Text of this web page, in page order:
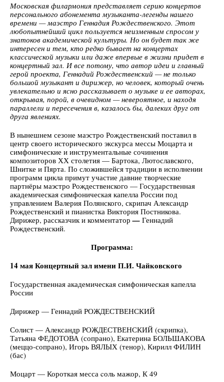
Московская филармония представляет серию концертов
персонального абонемента музыканта-легенды нашего
времени — маэстро Геннадия Рождественского. Этот
любопытнейший цикл пользуется неизменным спросом у
знатоков академической культуры. Но он будет так же
интересен и тем, кто редко бывает на концертах
классической музыки или даже впервые в жизни придет в
концертный зал. И все потому, что автор идеи и главный
герой проекта, Геннадий Рождественский — не только
большой музыкант и дирижер, но человек, который очень
увлекательно и ясно рассказывает о музыке и ее авторах,
открывая, порой, в очевидном — невероятное, и находя
параллели и пересечения в, казалось бы, далеких друг от
друга явлениях.
В нынешнем сезоне маэстро Рождественский поставил в
центр своего исторического экскурса мессы Моцарта и
симфонические и инструментальные сочинения
композиторов ХХ столетия — Бартока, Лютославского,
Шнитке и Пярта. По сложившейся традиции в исполнении
программ цикла примут участие давние творческие
партнёры маэстро Рождественского — Государственная
академическая симфоническая капелла России под
управлением Валерия Полянского, скрипач Александр
Рождественский и пианистка Виктория Постникова.
Дирижер, рассказчик и комментатор— Геннадий
Рождественский.
Программа:
14 мая Концертный зал имени П.И. Чайковского
Государственная академическая симфоническая капелла
России
Дирижер — Геннадий РОЖДЕСТВЕНСКИЙ
Солист — Александр РОЖДЕСТВЕНСКИЙ (скрипка),
Татьяна ФЕДОТОВА (сопрано), Екатерина БОЛЬШАКОВА
(меццо-сопрано), Игорь ВЯЛЫХ (тенор), Кирилл ФИЛИН
(бас)
Моцарт — Короткая месса cоль мажор, К 49